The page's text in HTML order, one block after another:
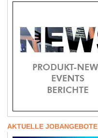
AKTUELLE JOBANGEBOTE